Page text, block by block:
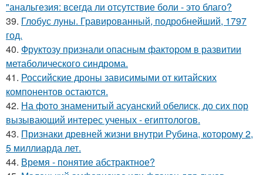
"анальгезия: всегда ли отсутствие боли - это благо?
39. Глобус луны. Гравированный, подробнейший, 1797
год.
40. Фруктозу признали опасным фактором в развитии
метаболического синдрома.
41. Российские дроны зависимыми от китайских
компонентов остаются.
42. На фото знаменитый асуанский обелиск, до сих пор
вызывающий интерес ученых - египтологов.
43. Признаки древней жизни внутри Рубина, которому 2,
5 миллиарда лет.
44. Время - понятие абстрактное?